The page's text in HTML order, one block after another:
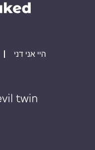
היי אני דני